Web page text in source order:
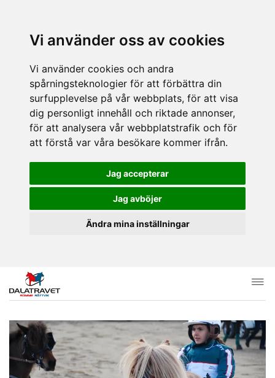
Vi använder oss av cookies
Vi använder cookies och andra
spårningsteknologier för att förbättra din
surfupplevelse på vår webbplats, för att visa
dig personligt innehåll och riktade annonser,
för att analysera vår webbplatstrafik och för
att förstå var våra besökare kommer ifrån.
Jag accepterar
Jag avböjer
Ändra mina inställningar